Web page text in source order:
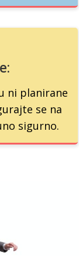
ni planirane
se na
sigurno.